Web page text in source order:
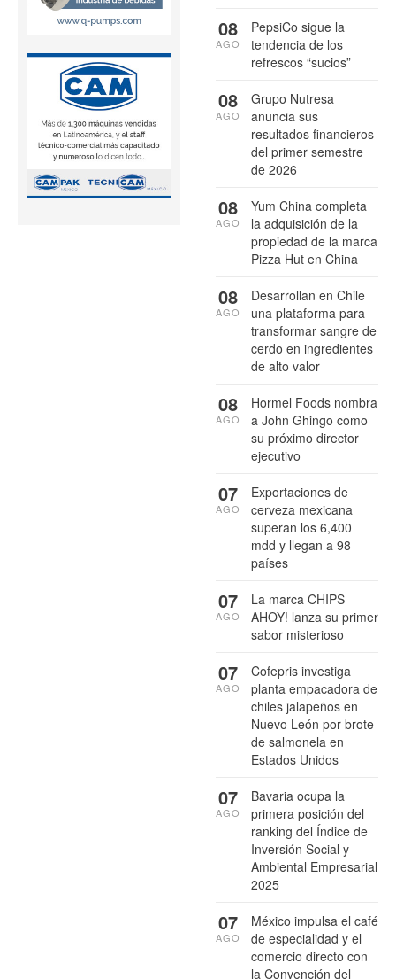
PepsiCo sigue la
tendencia de los
refrescos “sucios”
08
AGO
Grupo Nutresa
anuncia sus
resultados financieros
del primer semestre
de 2026
08
AGO
Yum China completa
la adquisición de la
propiedad de la marca
Pizza Hut en China
08
AGO
Desarrollan en Chile
una plataforma para
transformar sangre de
cerdo en ingredientes
de alto valor
08
AGO
Hormel Foods nombra
a John Ghingo como
su próximo director
ejecutivo
08
AGO
Exportaciones de
cerveza mexicana
superan los 6,400
mdd y llegan a 98
países
07
AGO
La marca CHIPS
AHOY! lanza su primer
sabor misterioso
07
AGO
Cofepris investiga
planta empacadora de
chiles jalapeños en
Nuevo León por brote
de salmonela en
Estados Unidos
07
AGO
Bavaria ocupa la
primera posición del
ranking del Índice de
Inversión Social y
Ambiental Empresarial
2025
07
AGO
México impulsa el café
de especialidad y el
comercio directo con
la Convención del
07
AGO